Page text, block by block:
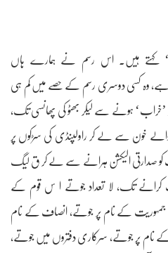
کہتے ہیں۔ اس رسم نے ہمارے ہاں
کی ہے، وہ کسی دوسری رسم کے حصے میں کم ہی
’خراب‘ ہونے سے لیکر بھٹو کی پھانسی تک،
خون سے لے کر راولپنڈی کی سڑکوں پر
کو صدارتی الیکشن ہرانے سے لے کر ق لیگ
کرانے تک، لا تعداد جوتے ا س قوم کے
کے نام پر جوتے، انصاف کے نام
نام پر جوتے، سرکاری دفتروں میں جوتے،